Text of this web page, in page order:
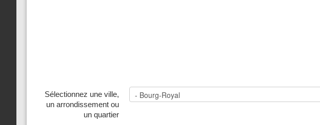
Sélectionnez une ville,
un arrondissement ou
un quartier